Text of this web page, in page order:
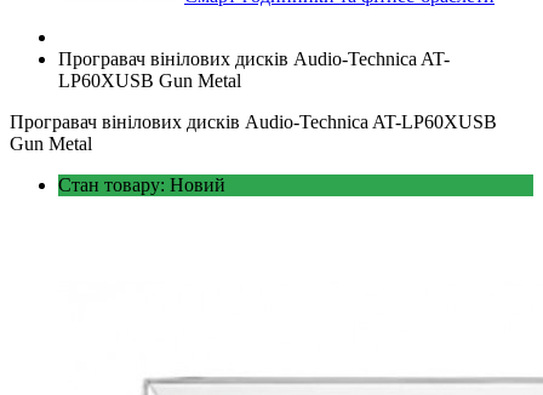
Програвач вінілових дисків Audio-Technica AT-
LP60XUSB Gun Metal
Програвач вінілових дисків Audio-Technica AT-LP60XUSB
Gun Metal
Стан товару: Новий